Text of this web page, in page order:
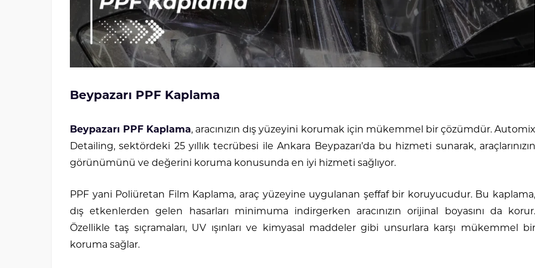
Beypazarı PPF Kaplama
Beypazarı PPF Kaplama, aracınızın dış yüzeyini korumak için mükemmel bir çözümdür. Automix
Detailing, sektördeki 25 yıllık tecrübesi ile Ankara Beypazarı’da bu hizmeti sunarak, araçlarınızın
görünümünü ve değerini koruma konusunda en iyi hizmeti sağlıyor.
PPF yani Poliüretan Film Kaplama, araç yüzeyine uygulanan şeffaf bir koruyucudur. Bu kaplama,
dış etkenlerden gelen hasarları minimuma indirgerken aracınızın orijinal boyasını da korur.
Özellikle taş sıçramaları, UV ışınları ve kimyasal maddeler gibi unsurlara karşı mükemmel bir
koruma sağlar.